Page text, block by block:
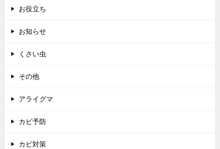
お役立ち
お知らせ
くさい虫
その他
アライグマ
カビ予防
カビ対策